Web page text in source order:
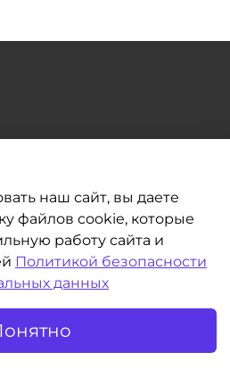
наш сайт, вы даете
файлов cookie, которые
работу сайта и
Политикой безопасности
данных